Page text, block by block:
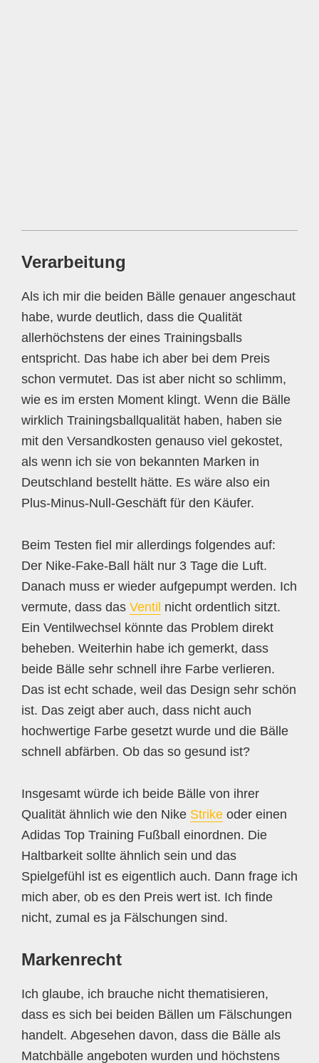
Verarbeitung
Als ich mir die beiden Bälle genauer angeschaut
habe, wurde deutlich, dass die Qualität
allerhöchstens der eines Trainingsballs
entspricht. Das habe ich aber bei dem Preis
schon vermutet. Das ist aber nicht so schlimm,
wie es im ersten Moment klingt. Wenn die Bälle
wirklich Trainingsballqualität haben, haben sie
mit den Versandkosten genauso viel gekostet,
als wenn ich sie von bekannten Marken in
Deutschland bestellt hätte. Es wäre also ein
Plus-Minus-Null-Geschäft für den Käufer.
Beim Testen fiel mir allerdings folgendes auf:
Der Nike-Fake-Ball hält nur 3 Tage die Luft.
Danach muss er wieder aufgepumpt werden. Ich
vermute, dass das Ventil nicht ordentlich sitzt.
Ein Ventilwechsel könnte das Problem direkt
beheben. Weiterhin habe ich gemerkt, dass
beide Bälle sehr schnell ihre Farbe verlieren.
Das ist echt schade, weil das Design sehr schön
ist. Das zeigt aber auch, dass nicht auch
hochwertige Farbe gesetzt wurde und die Bälle
schnell abfärben. Ob das so gesund ist?
Insgesamt würde ich beide Bälle von ihrer
Qualität ähnlich wie den Nike Strike oder einen
Adidas Top Training Fußball einordnen. Die
Haltbarkeit sollte ähnlich sein und das
Spielgefühl ist es eigentlich auch. Dann frage ich
mich aber, ob es den Preis wert ist. Ich finde
nicht, zumal es ja Fälschungen sind.
Markenrecht
Ich glaube, ich brauche nicht thematisieren,
dass es sich bei beiden Bällen um Fälschungen
handelt. Abgesehen davon, dass die Bälle als
Matchbälle angeboten wurden und höchstens